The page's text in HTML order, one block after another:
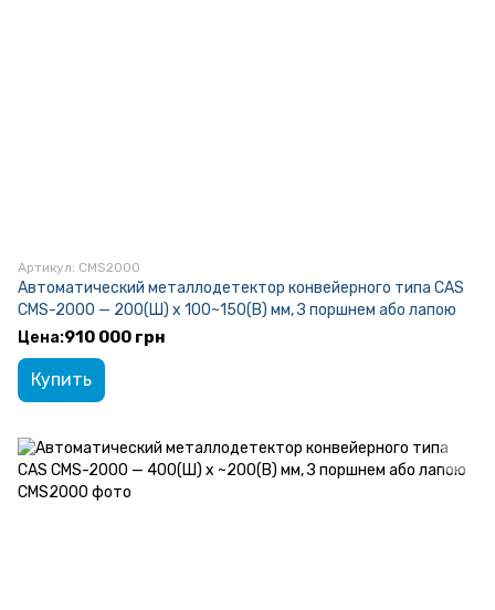
Артикул: CMS2000
Автоматический металлодетектор конвейерного типа CAS
CMS-2000 — 200(Ш) x 100~150(В) мм, З поршнем або лапою
910 000 грн
Купить